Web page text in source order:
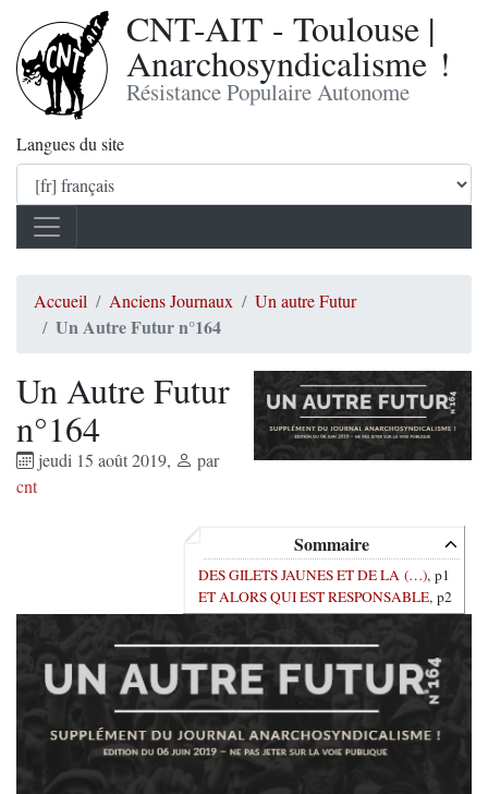
CNT-AIT - Toulouse |
Anarchosyndicalisme !
Résistance Populaire Autonome
Langues du site
Accueil Anciens Journaux Un autre Futur
Un Autre Futur n°164
Un Autre Futur
n°164
jeudi 15 août 2019,
par
cnt
Sommaire
DES GILETS JAUNES ET DE LA (…), p1
ET ALORS QUI EST RESPONSABLE, p2